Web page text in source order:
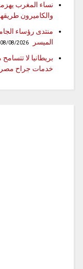
نساء المغرب
والكاميرون
منتدى رؤساء
الميسر
08/08/2026
بريطانيا لا
خدمات جراح